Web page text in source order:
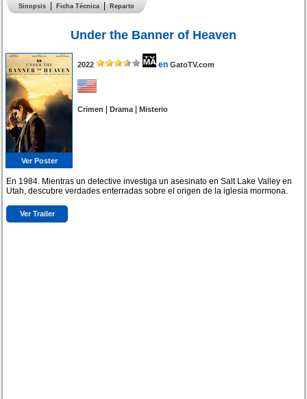
Sinopsis Ficha Técnica Reparto
Under the Banner of Heaven
Ver Poster
2022 en GatoTV.com
Crimen |Drama|Misterio
En 1984. Mientras un detective investiga un asesinato en Salt Lake Valley en
Utah, descubre verdades enterradas sobre el origen de la iglesia mormona.
Ver Trailer